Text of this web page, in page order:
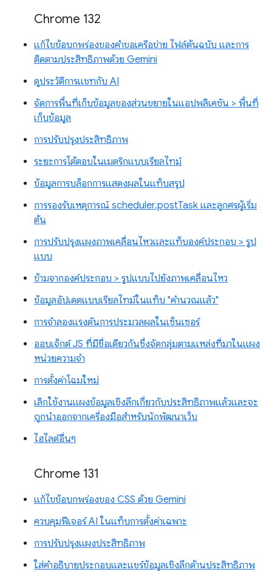
Chrome 132
แก้ไขข้อบกพร่องของคำขอเครือข่าย ไฟล์ต้นฉบับ และการ
ติดตามประสิทธิภาพด้วย Gemini
ดูประวัติการแชทกับ AI
จัดการพื้นที่เก็บข้อมูลของส่วนขยายในแอปพลิเคชัน > พื้นที่
เก็บข้อมูล
การปรับปรุงประสิทธิภาพ
ระยะการโต้ตอบในเมตริกแบบเรียลไทม์
ข้อมูลการบล็อกการแสดงผลในแท็บสรุป
การรองรับเหตุการณ์ scheduler.postTask และลูกศรผู้เริ่ม
ต้น
การปรับปรุงแผงภาพเคลื่อนไหวและแท็บองค์ประกอบ > รูป
แบบ
ข้ามจากองค์ประกอบ > รูปแบบไปยังภาพเคลื่อนไหว
ข้อมูลอัปเดตแบบเรียลไทม์ในแท็บ "คำนวณแล้ว"
การจำลองแรงดันการประมวลผลในเซ็นเซอร์
ออบเจ็กต์ JS ที่มีชื่อเดียวกันซึ่งจัดกลุ่มตามแหล่งที่มาในแผง
หน่วยความจำ
การตั้งค่าโฉมใหม่
เลิกใช้งานแผงข้อมูลเชิงลึกเกี่ยวกับประสิทธิภาพแล้วและจะ
ถูกนำออกจากเครื่องมือสำหรับนักพัฒนาเว็บ
ไฮไลต์อื่นๆ
Chrome 131
แก้ไขข้อบกพร่องของ CSS ด้วย Gemini
ควบคุมฟีเจอร์ AI ในแท็บการตั้งค่าเฉพาะ
การปรับปรุงแผงประสิทธิภาพ
ใส่คำอธิบายประกอบและแชร์ข้อมูลเชิงลึกด้านประสิทธิภาพ